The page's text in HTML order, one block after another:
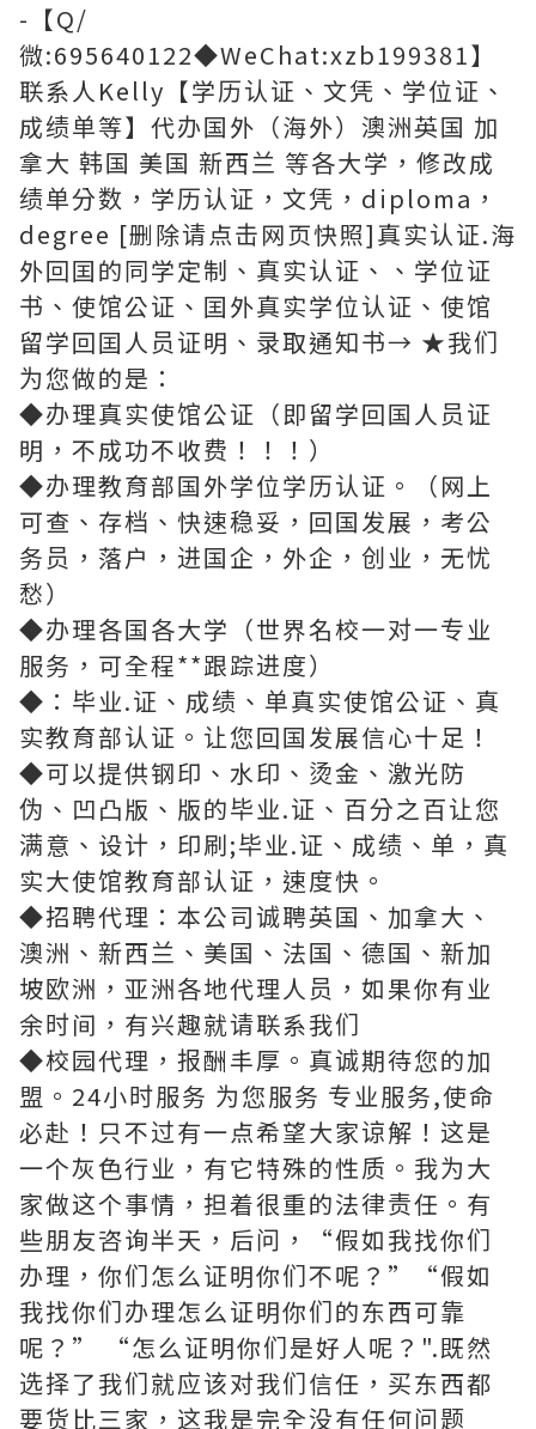
-【Q/
微:695640122◆WeChat:xzb199381】
联系人Kelly【学历认证、文凭、学位证、
成绩单等】代办国外（海外）澳洲英国 加
拿大 韩国 美国 新西兰 等各大学，修改成
绩单分数，学历认证，文凭，diploma，
degree [删除请点击网页快照]真实认证.海
外回囯的同学定制、真实认证、、学位证
书、使馆公证、囯外真实学位认证、使馆
留学回囯人员证明、录取通知书→ ★我们
为您做的是：
◆办理真实使馆公证（即留学回国人员证
明，不成功不收费！！！）
◆办理教育部国外学位学历认证。（网上
可查、存档、快速稳妥，回国发展，考公
务员，落户，进国企，外企，创业，无忧
愁）
◆办理各国各大学（世界名校一对一专业
服务，可全程**跟踪进度）
◆：毕业.证、成绩、单真实使馆公证、真
实教育部认证。让您回国发展信心十足！
◆可以提供钢印、水印、烫金、激光防
伪、凹凸版、版的毕业.证、百分之百让您
满意、设计，印刷;毕业.证、成绩、单，真
实大使馆教育部认证，速度快。
◆招聘代理：本公司诚聘英国、加拿大、
澳洲、新西兰、美国、法国、德国、新加
坡欧洲，亚洲各地代理人员，如果你有业
余时间，有兴趣就请联系我们
◆校园代理，报酬丰厚。真诚期待您的加
盟。24小时服务 为您服务 专业服务,使命
必赴！只不过有一点希望大家谅解！这是
一个灰色行业，有它特殊的性质。我为大
家做这个事情，担着很重的法律责任。有
些朋友咨询半天，后问，“假如我找你们
办理，你们怎么证明你们不呢？”“假如
我找你们办理怎么证明你们的东西可靠
呢？” “怎么证明你们是好人呢？".既然
选择了我们就应该对我们信任，买东西都
要货比三家，这我是完全没有任何问题